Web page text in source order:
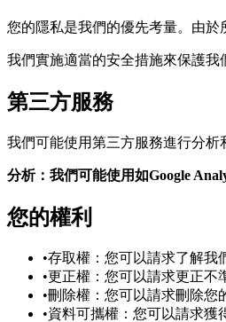
您的隱私是我們的優先考量。由
我們實施適當的安全措施來保護我
第三方服務
我們可能使用第三方服務進行分析
分析：我們可能使用如Google
您的權利
•存取權：您可以請求了解我
•更正權：您可以請求更正不
•刪除權：您可以請求刪除您
•資料可攜權：您可以請求獲